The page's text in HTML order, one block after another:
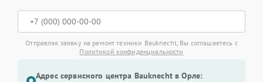
Отправляя заявку на ремонт техники Bauknecht, Вы соглашаетесь с
Политикой конфиденциальности
Адрес сервисного центра Bauknecht в Орле: